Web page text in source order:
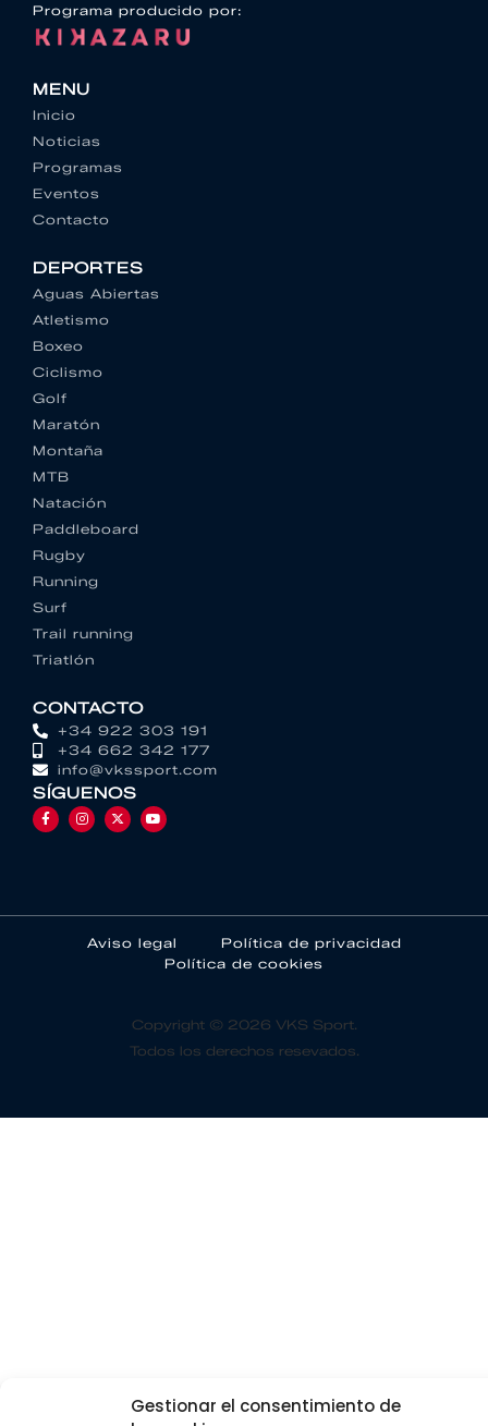
Gestionar el consentimiento de
Programa producido por:
MENU
Inicio
Noticias
Programas
Eventos
Contacto
DEPORTES
Aguas Abiertas
Atletismo
Boxeo
Ciclismo
Golf
Maratón
Montaña
MTB
Natación
Paddleboard
Rugby
Running
Surf
Trail running
Triatlón
CONTACTO
+34 922 303 191
+34 662 342 177
info@vkssport.com
SÍGUENOS
Aviso legal
Política de privacidad
Política de cookies
Copyright © 2026 VKS Sport.
Todos los derechos resevados.